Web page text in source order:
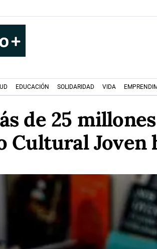
EDUCACIÓN SOLIDARIDAD VIDA
de 25
Cultural Joven